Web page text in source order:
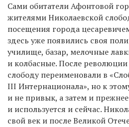
Сами обитатели Афонтовой
жителями Николаевской
посещения города
здесь уже появились своя
училище, базар, мелочные
и колбасные.После
слободу переименовали в
III Интернационала», но к
и не привык, а затем и
и используется и сейчас.
свой век и после Великой